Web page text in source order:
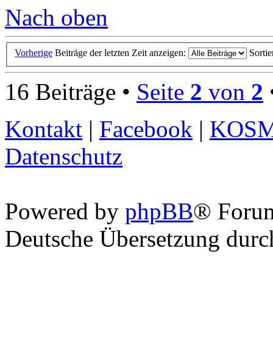
Nach oben
Vorherige Beiträge der letzten Zeit anzeigen:
16 Beiträge • Seite 2 von 2
Kontakt | Facebook |
Datenschutz
Powered by phpBB®
Deutsche Übersetzung